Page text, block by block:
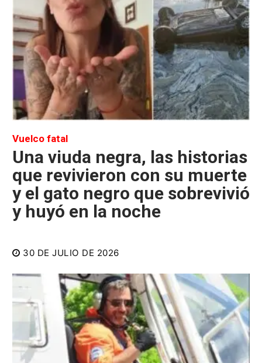
Vuelco fatal
Una viuda negra, las historias
que revivieron con su muerte
y el gato negro que sobrevivió
y huyó en la noche
30 DE JULIO DE 2026